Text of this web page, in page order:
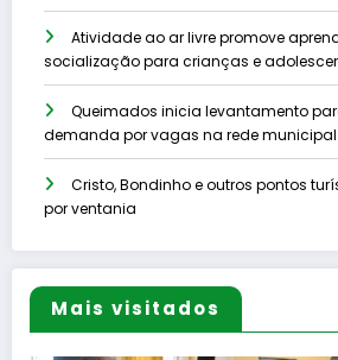
Atividade ao ar livre promove
socialização para crianças e
Queimados inicia levantamento
demanda por vagas na rede municipal
Cristo, Bondinho e outros pontos
por ventania
Mais visitados